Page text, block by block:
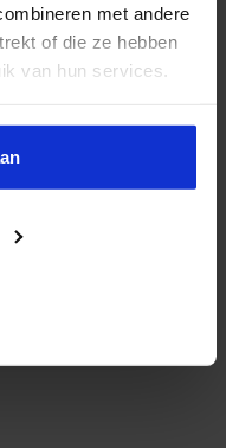
met andere
of die ze hebben
van hun services.